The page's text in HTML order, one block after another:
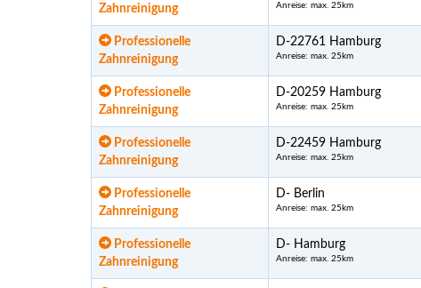
Zahnreinigung
Anreise: max. 25km
Professionelle
Zahnreinigung
D-22761 Hamburg
Anreise: max. 25km
Professionelle
Zahnreinigung
D-20259 Hamburg
Anreise: max. 25km
Professionelle
Zahnreinigung
D-22459 Hamburg
Anreise: max. 25km
Professionelle
Zahnreinigung
D- Berlin
Anreise: max. 25km
Professionelle
Zahnreinigung
D- Hamburg
Anreise: max. 25km